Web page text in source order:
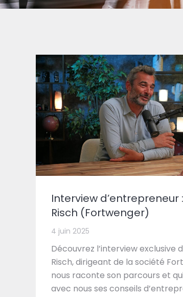
Interview d’entrepreneur
Risch (Fortwenger)
4 juin 2025
Découvrez l’interview exclusive
Risch, dirigeant de la société
nous raconte son parcours et
avec nous ses conseils